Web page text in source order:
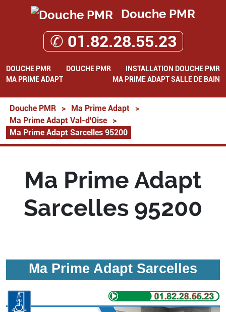
Douche PMR
✆ 01.82.28.55.23
DOUCHE PMR DOUCHE PMR
INSTALLATION DOUCHE PMR
MA PRIME ADAPT
MA PRIME ADAPT SALLE DE BAIN
Douche PMR > Ma Prime Adapt
>
Ma Prime Adapt Val-d'Oise
>
Ma Prime Adapt Sarcelles 95200
Ma Prime Adapt
Sarcelles 95200
Ma Prime Adapt Sarcelles